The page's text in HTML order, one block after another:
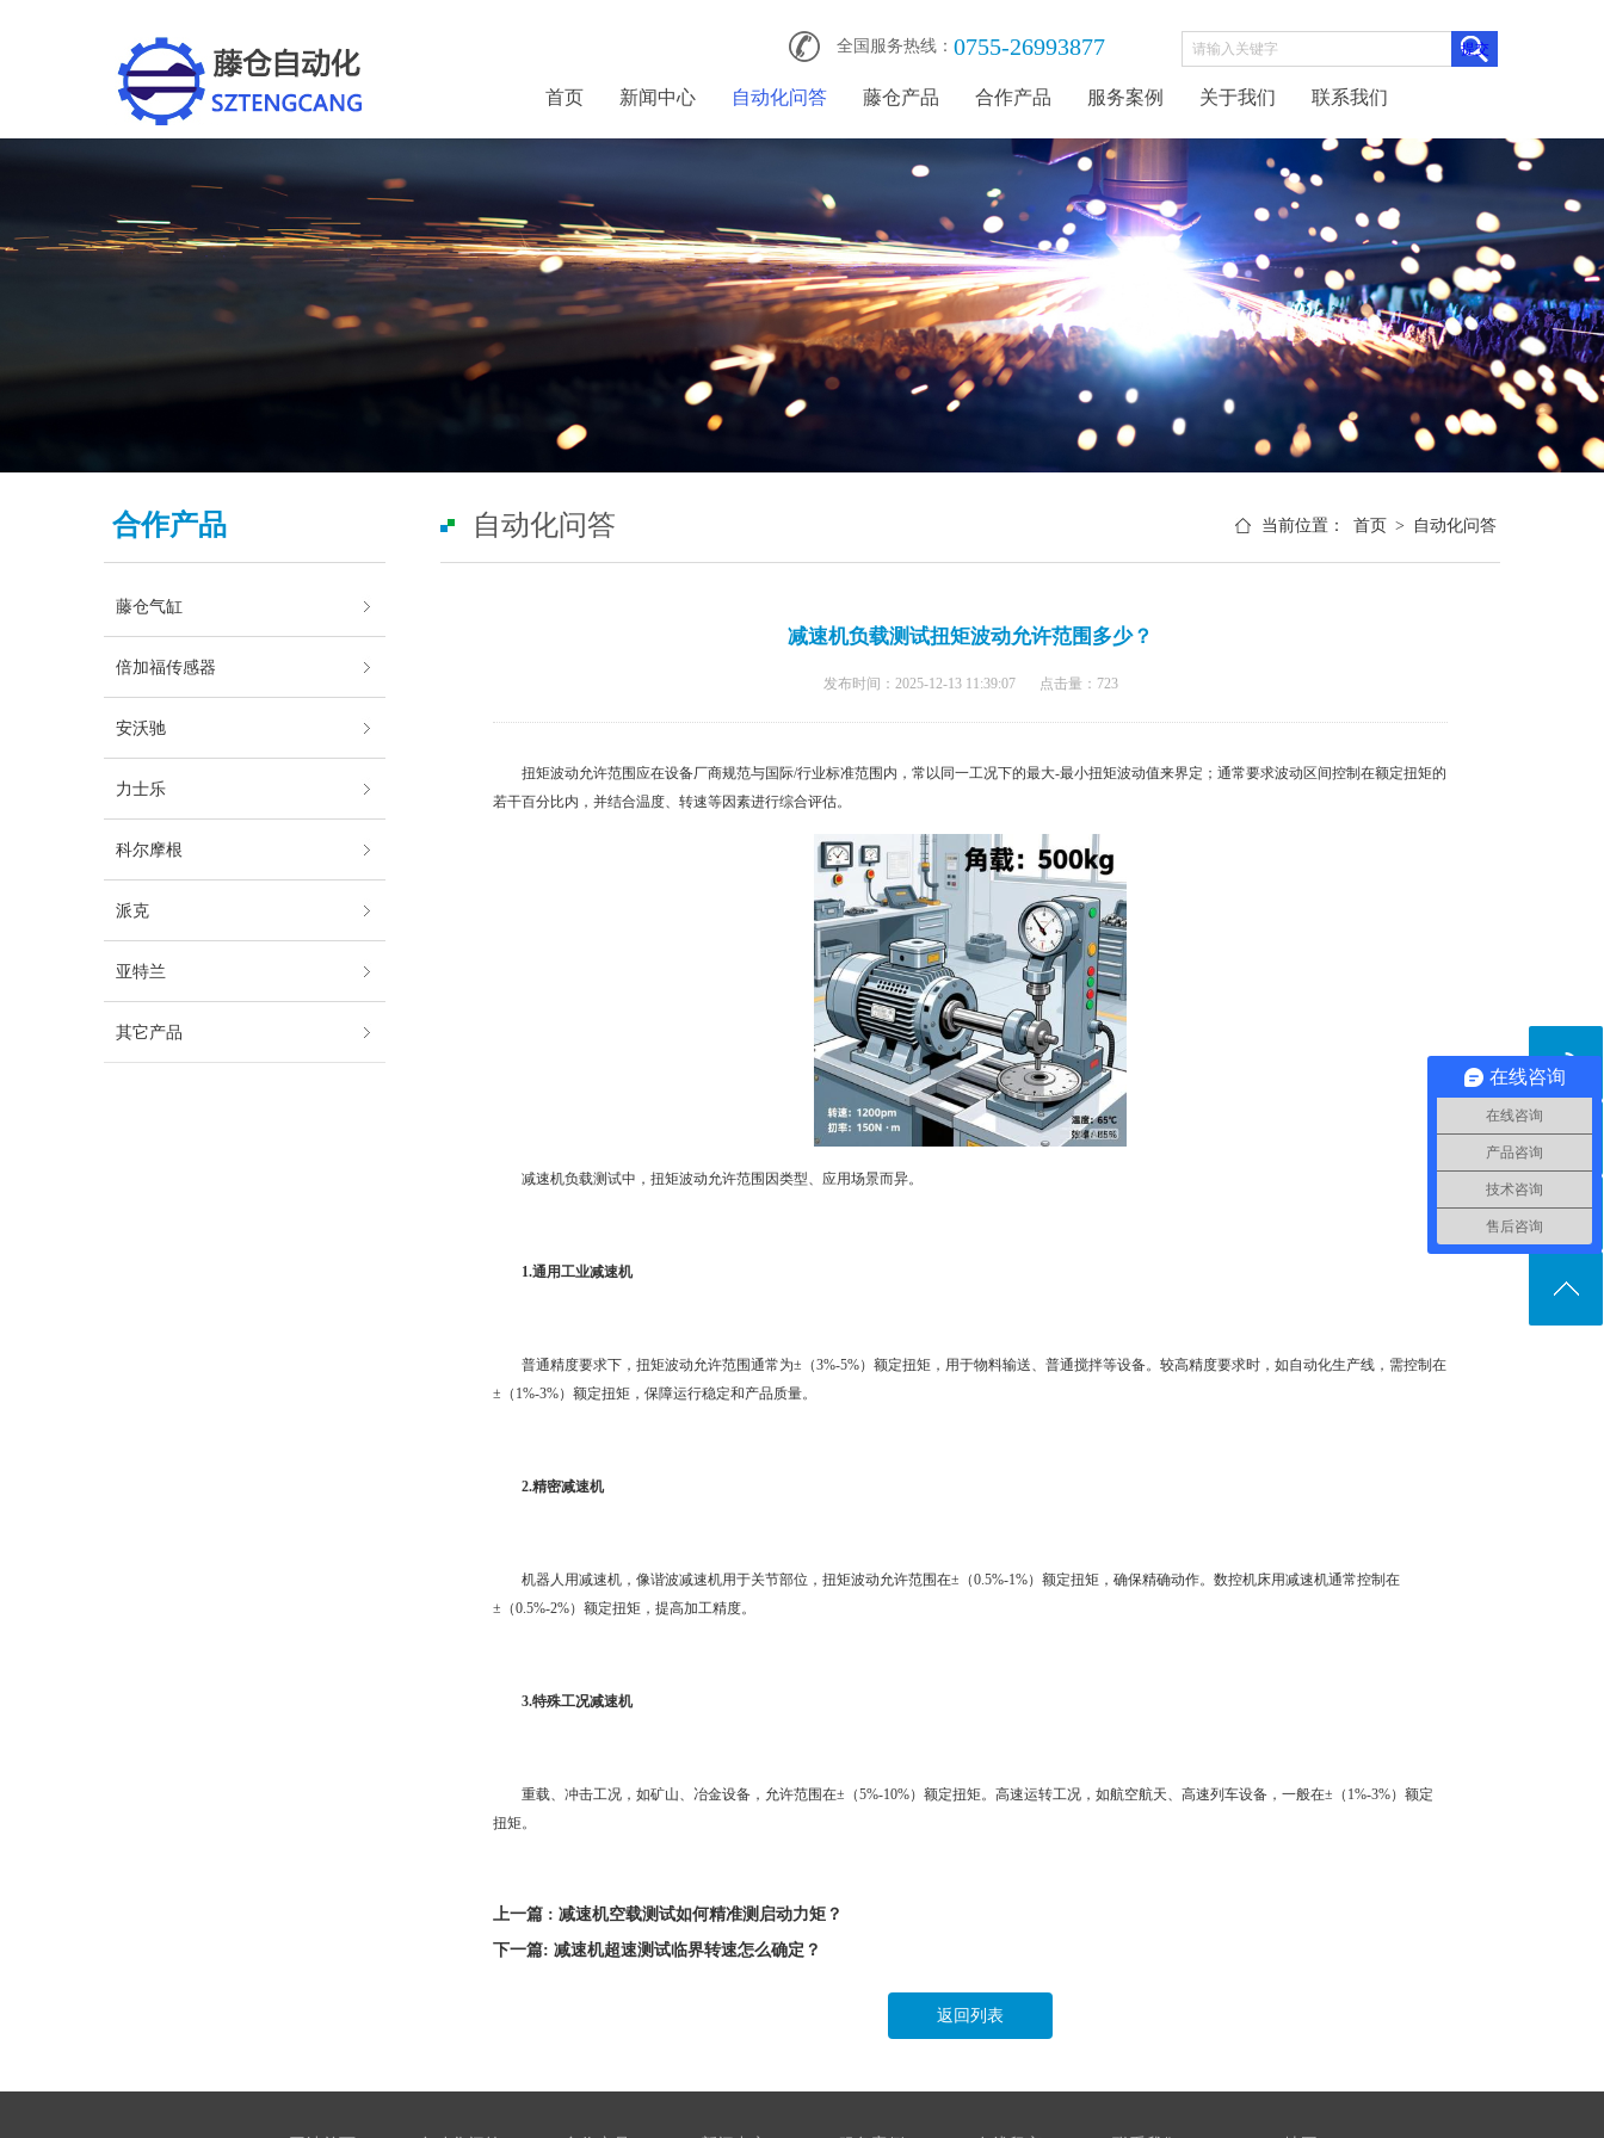
全国服务热线： 0755-26993877
首页 新闻中心 自动化问答 藤仓产品 合作产品 服务案例 关于我们 联系我们
合作产品
藤仓气缸
倍加福传感器
安沃驰
力士乐
科尔摩根
派克
亚特兰
其它产品
当前位置： 首页 > 自动化问答
自动化问答
减速机负载测试扭矩波动允许范围多少？
发布时间：2025-12-13 11:39:07 点击量： 723
扭矩波动允许范围应在设备厂商规范与国际/行业标准范围内，常以同一工况下的最大-最小扭矩波动值来界定；通常要求波动区间控制在额定扭矩的
若干百分比内，并结合温度、转速等因素进行综合评估。
减速机负载测试中，扭矩波动允许范围因类型、应用场景而异。
1.通用工业减速机
普通精度要求下，扭矩波动允许范围通常为±（3%-5%）额定扭矩，用于物料输送、普通搅拌等设备。较高精度要求时，如自动化生产线，需控制在
±（1%-3%）额定扭矩，保障运行稳定和产品质量。
2.精密减速机
机器人用减速机，像谐波减速机用于关节部位，扭矩波动允许范围在±（0.5%-1%）额定扭矩，确保精确动作。数控机床用减速机通常控制在
±（0.5%-2%）额定扭矩，提高加工精度。
3.特殊工况减速机
重载、冲击工况，如矿山、冶金设备，允许范围在±（5%-10%）额定扭矩。高速运转工况，如航空航天、高速列车设备，一般在±（1%-3%）额定
扭矩。
上一篇 : 减速机空载测试如何精准测启动力矩？
下一篇: 减速机超速测试临界转速怎么确定？
返回列表
在线咨询
在线咨询
产品咨询
技术咨询
售后咨询